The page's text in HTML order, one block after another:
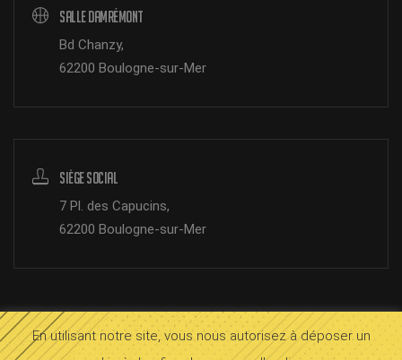
Salle Damrémont
Bd Chanzy,
62200 Boulogne-sur-Mer
Siège Social
7 Pl. des Capucins,
62200 Boulogne-sur-Mer
© 2026 SOMB Boulogne. Mentions légales
En utilisant notre site, vous nous autorisez à déposer un